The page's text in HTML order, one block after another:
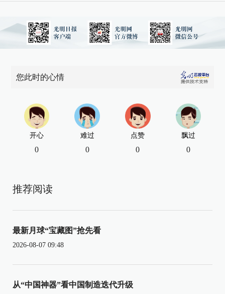
您此时的心情
开心
0
难过
0
点赞
0
飘过
0
推荐阅读
最新月球“宝藏图”抢先看
2026-08-07 09:48
从“中国神器”看中国制造迭代升级